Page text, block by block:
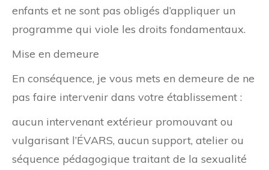
enfants et ne sont pas obligés d’appliquer un
programme qui viole les droits fondamentaux.
Mise en demeure
En conséquence, je vous mets en demeure de ne
pas faire intervenir dans votre établissement :
aucun intervenant extérieur promouvant ou
vulgarisant l’ÉVARS, aucun support, atelier ou
séquence pédagogique traitant de la sexualité